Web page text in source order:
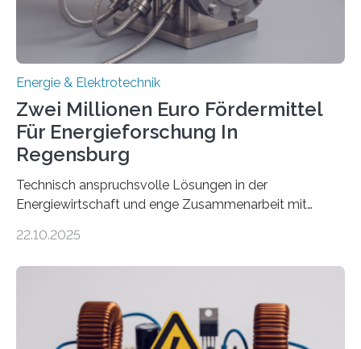
Gesetz (EEG) sind Netzbetreiber…
Energie & Elektrotechnik
Zwei Millionen Euro Fördermittel
Für Energieforschung In
Regensburg
Technisch anspruchsvolle Lösungen in der
Energiewirtschaft und enge Zusammenarbeit mit
neuen EU-geförderten Transfer-Projekte zu
Energietechnologien werden vom Europäischen
Sozialfonds Plus (ESF+) gefördert – mit einer
Gesamtsumme von mehr als zwei Millionen Euro.
22.10.2025